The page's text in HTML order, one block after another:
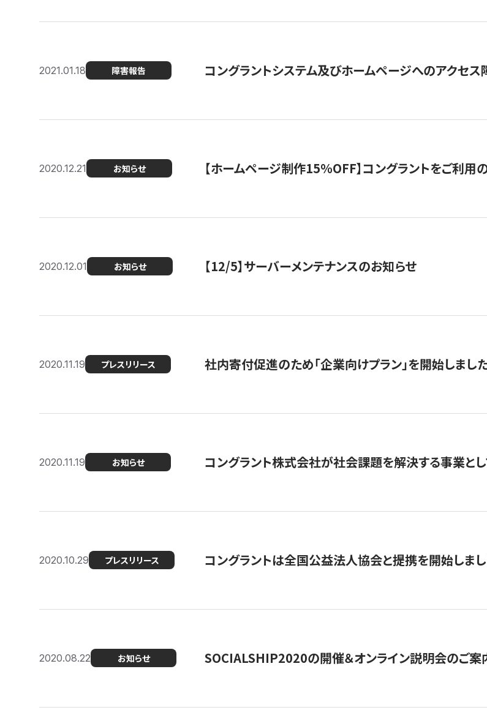
2021.01.18 障害報告 コングラントシステム及びホームページへのアクセ
2020.12.21 お知らせ 【ホームページ制作15％OFF】コングラントをご利
2020.12.01 お知らせ 【12/5】サーバーメンテナンスのお知らせ
2020.11.19 プレスリリース 社内寄付促進のため「企業向けプラン」を開始しまし
2020.11.19 お知らせ コングラント株式会社が社会課題を解決する事業と
2020.10.29 プレスリリース コングラントは全国公益法人協会と提携を開始しま
2020.08.22 お知らせ SOCIALSHIP2020の開催＆オンライン説明会のご案